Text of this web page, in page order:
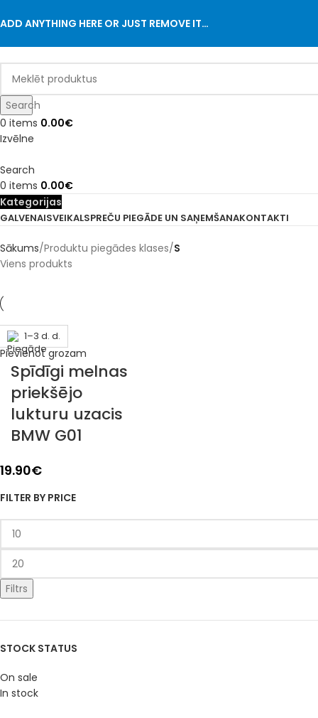
ADD ANYTHING HERE OR JUST REMOVE IT…
Search
0 items 0.00€
Izvēlne
Search
0 items 0.00€
Kategorijas
GALVENAISVEIKALSPREČU PIEGĀDE UN SAŅEMŠANAKONTAKTI
Sākums Produktu piegādes klases S
Viens produkts
1–3 d. d.
Pievienot grozam
Spīdīgi melnas
priekšējo
lukturu uzacis
BMW G01
19.90€
FILTER BY PRICE
Filtrs
STOCK STATUS
On sale
In stock